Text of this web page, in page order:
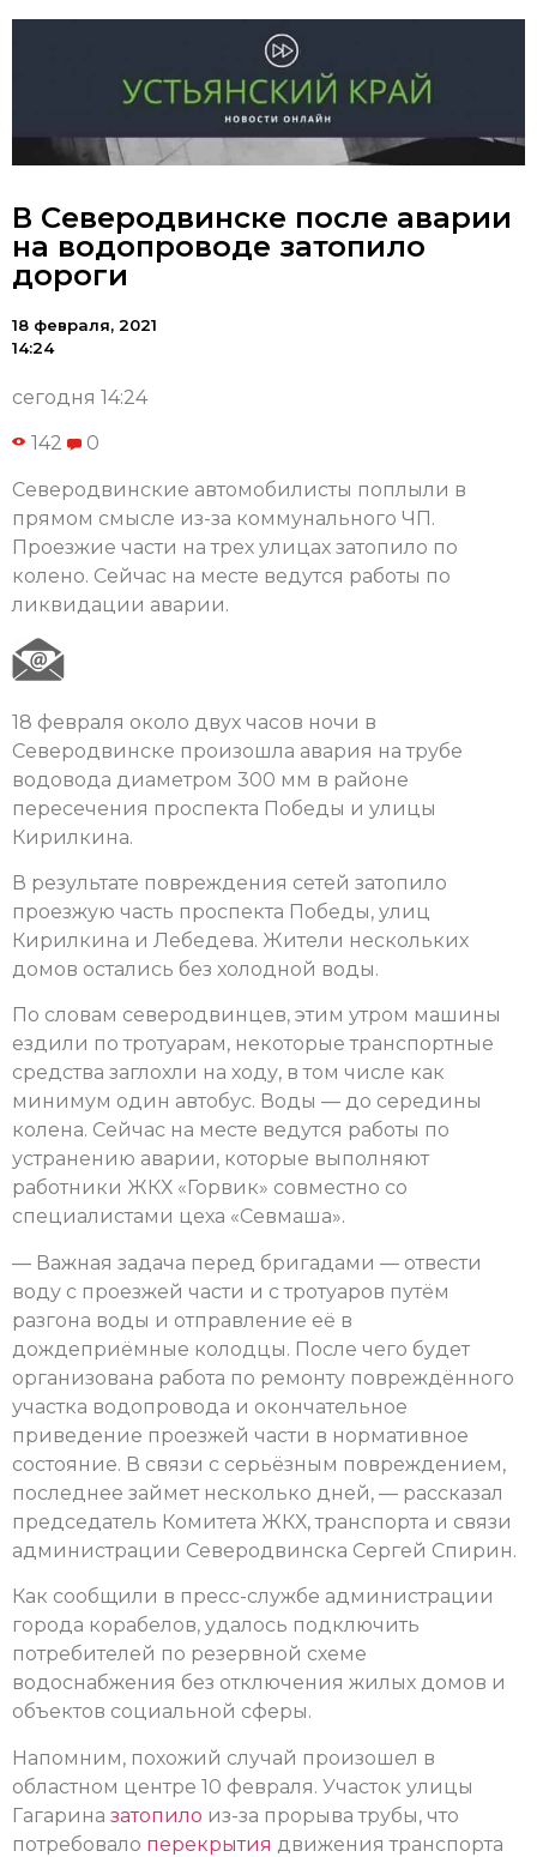
В Северодвинске после аварии
на водопроводе затопило
дороги
18 февраля, 2021
14:24
сегодня 14:24
142 0
Северодвинские автомобилисты поплыли в
прямом смысле из-за коммунального ЧП.
Проезжие части на трех улицах затопило по
колено. Сейчас на месте ведутся работы по
ликвидации аварии.
18 февраля около двух часов ночи в
Северодвинске произошла авария на трубе
водовода диаметром 300 мм в районе
пересечения проспекта Победы и улицы
Кирилкина.
В результате повреждения сетей затопило
проезжую часть проспекта Победы, улиц
Кирилкина и Лебедева. Жители нескольких
домов остались без холодной воды.
По словам северодвинцев, этим утром машины
ездили по тротуарам, некоторые транспортные
средства заглохли на ходу, в том числе как
минимум один автобус. Воды — до середины
колена. Сейчас на месте ведутся работы по
устранению аварии, которые выполняют
работники ЖКХ «Горвик» совместно со
специалистами цеха «Севмаша».
— Важная задача перед бригадами — отвести
воду с проезжей части и с тротуаров путём
разгона воды и отправление её в
дождеприёмные колодцы. После чего будет
организована работа по ремонту повреждённого
участка водопровода и окончательное
приведение проезжей части в нормативное
состояние. В связи с серьёзным повреждением,
последнее займет несколько дней, — рассказал
председатель Комитета ЖКХ, транспорта и связи
администрации Северодвинска Сергей Спирин.
Как сообщили в пресс-службе администрации
города корабелов, удалось подключить
потребителей по резервной схеме
водоснабжения без отключения жилых домов и
объектов социальной сферы.
Напомним, похожий случай произошел в
областном центре 10 февраля. Участок улицы
Гагарина затопило из-за прорыва трубы, что
потребовало перекрытия движения транспорта